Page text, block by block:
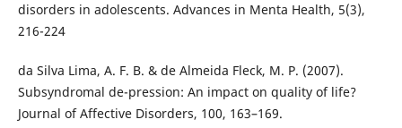
disorders in adolescents. Advances in Menta Health, 5(3),
216-224
da Silva Lima, A. F. B. & de Almeida Fleck, M. P. (2007).
Subsyndromal de-pression: An impact on quality of life?
Journal of Affective Disorders, 100, 163–169.